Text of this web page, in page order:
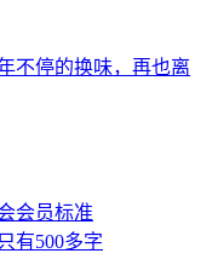
不停的换味，再也离
会员标准
有500多字